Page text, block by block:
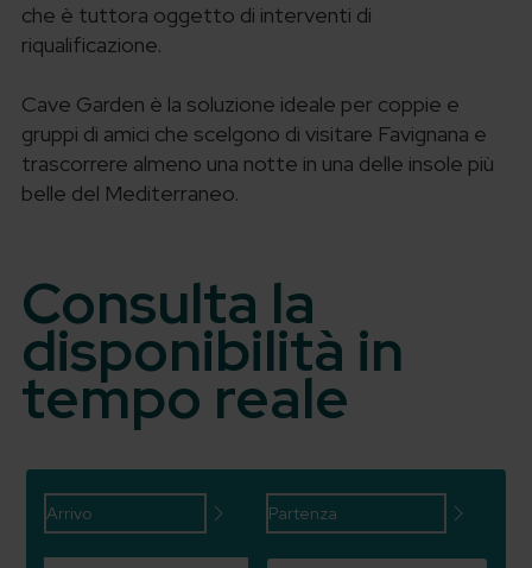
che è tuttora oggetto di interventi di
riqualificazione.
Cave Garden è la soluzione ideale per coppie e
gruppi di amici che scelgono di visitare Favignana e
trascorrere almeno una notte in una delle insole più
belle del Mediterraneo.
Consulta la
disponibilità in
tempo reale